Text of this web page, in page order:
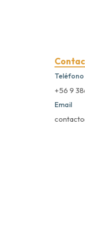
Teléfono
+56 9
Email